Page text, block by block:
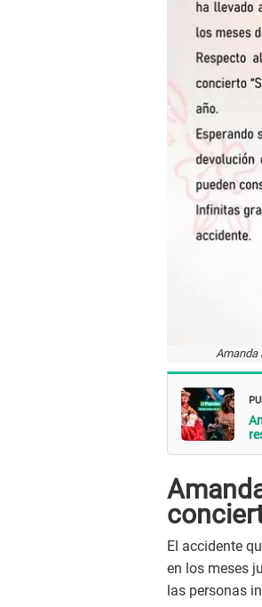
Amanda
El accidente
en los meses
las personas